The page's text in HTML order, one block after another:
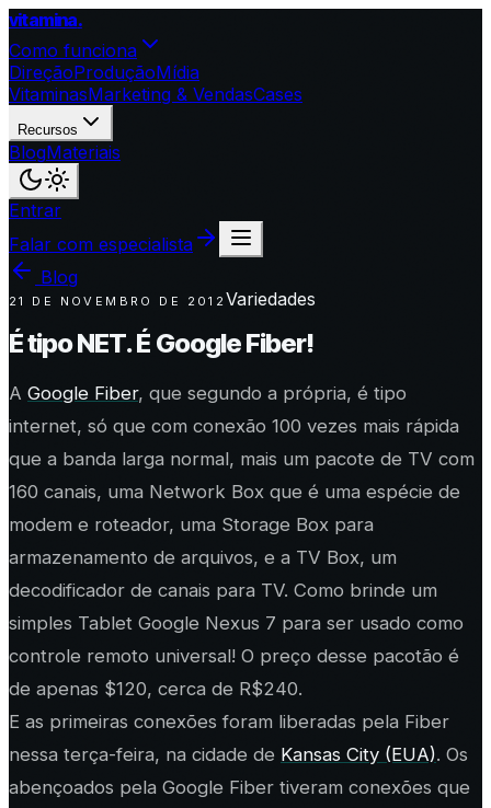
vitamina.
Como funciona
DireçãoProduçãoMídia
VitaminasMarketing & VendasCases
Recursos
BlogMateriais
Entrar
Falar com especialista
Blog
21 DE NOVEMBRO DE 2012Variedades
É tipo NET. É Google Fiber!
A Google Fiber, que segundo a própria, é tipo
internet, só que com conexão 100 vezes mais rápida
que a banda larga normal, mais um pacote de TV com
160 canais, uma Network Box que é uma espécie de
modem e roteador, uma Storage Box para
armazenamento de arquivos, e a TV Box, um
decodificador de canais para TV. Como brinde um
simples Tablet Google Nexus 7 para ser usado como
controle remoto universal! O preço desse pacotão é
de apenas $120, cerca de R$240.
E as primeiras conexões foram liberadas pela Fiber
nessa terça-feira, na cidade de Kansas City (EUA). Os
abençoados pela Google Fiber tiveram conexões que